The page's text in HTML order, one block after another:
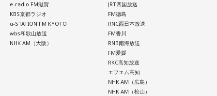
e-radio FM滋賀
KBS京都ラジオ
α-STATION FM KYOTO
wbs和歌山放送
NHK AM（大阪）
JRT四国放送
FM徳島
RNC西日本放送
FM香川
RNB南海放送
FM愛媛
RKC高知放送
エフエム高知
NHK AM（広島）
NHK AM（松山）